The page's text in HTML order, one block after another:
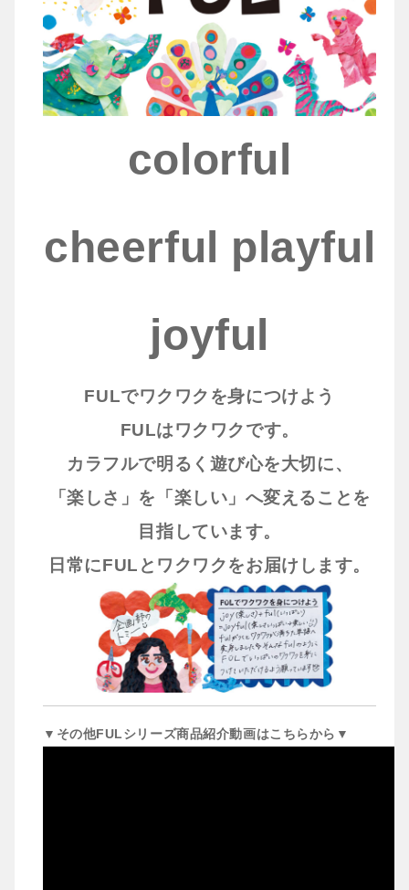
colorful
cheerful playful
joyful
FULでワクワクを身につけよう
FULはワクワクです。
カラフルで明るく遊び心を大切に、
「楽しさ」を「楽しい」へ変えることを
目指しています。
日常にFULとワクワクをお届けします。
▼その他FULシリーズ商品紹介動画はこちらから▼